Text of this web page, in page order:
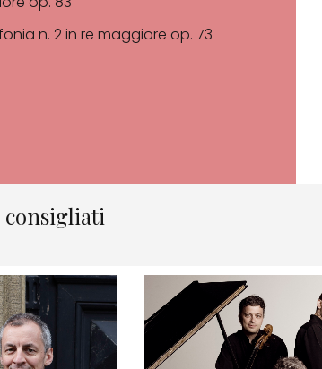
n. 2 in re maggiore op. 73